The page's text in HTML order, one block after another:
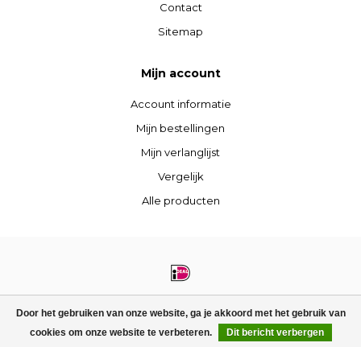
Door het gebruiken van onze website, ga je akkoord met het gebruik van
cookies om onze website te verbeteren.
Dit bericht verbergen
Contact
Sitemap
Mijn account
Account informatie
Mijn bestellingen
Mijn verlanglijst
Vergelijk
Alle producten
© Copyright 2026 STIJLdepartment - Powered byLightspeed- Theme by
Dyvelopment